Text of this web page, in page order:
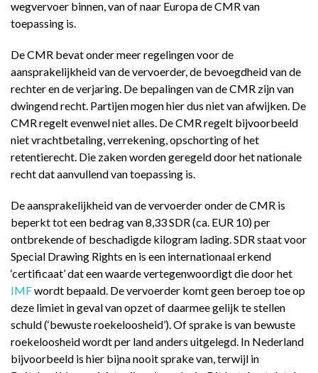
wegvervoer binnen, van of naar Europa de CMR van
toepassing is.
De CMR bevat onder meer regelingen voor de
aansprakelijkheid van de vervoerder, de bevoegdheid van de
rechter en de verjaring. De bepalingen van de CMR zijn van
dwingend recht. Partijen mogen hier dus niet van afwijken. De
CMR regelt evenwel niet alles. De CMR regelt bijvoorbeeld
niet vrachtbetaling, verrekening, opschorting of het
retentierecht. Die zaken worden geregeld door het nationale
recht dat aanvullend van toepassing is.
De aansprakelijkheid van de vervoerder onder de CMR is
beperkt tot een bedrag van 8,33 SDR (ca. EUR 10) per
ontbrekende of beschadigde kilogram lading. SDR staat voor
Special Drawing Rights en is een internationaal erkend
‘certificaat’ dat een waarde vertegenwoordigt die door het
IMFwordt bepaald. De vervoerder komt geen beroep toe op
deze limiet in geval van opzet of daarmee gelijk te stellen
schuld (‘bewuste roekeloosheid’). Of sprake is van bewuste
roekeloosheid wordt per land anders uitgelegd. In Nederland
bijvoorbeeld is hier bijna nooit sprake van, terwijl in